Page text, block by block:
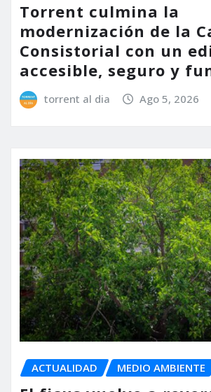
Torrent culmina la
modernización de la
Consistorial con un
accesible, seguro y
torrent al dia Ago 5, 2026
ACTUALIDAD MEDIO AMBIENTE